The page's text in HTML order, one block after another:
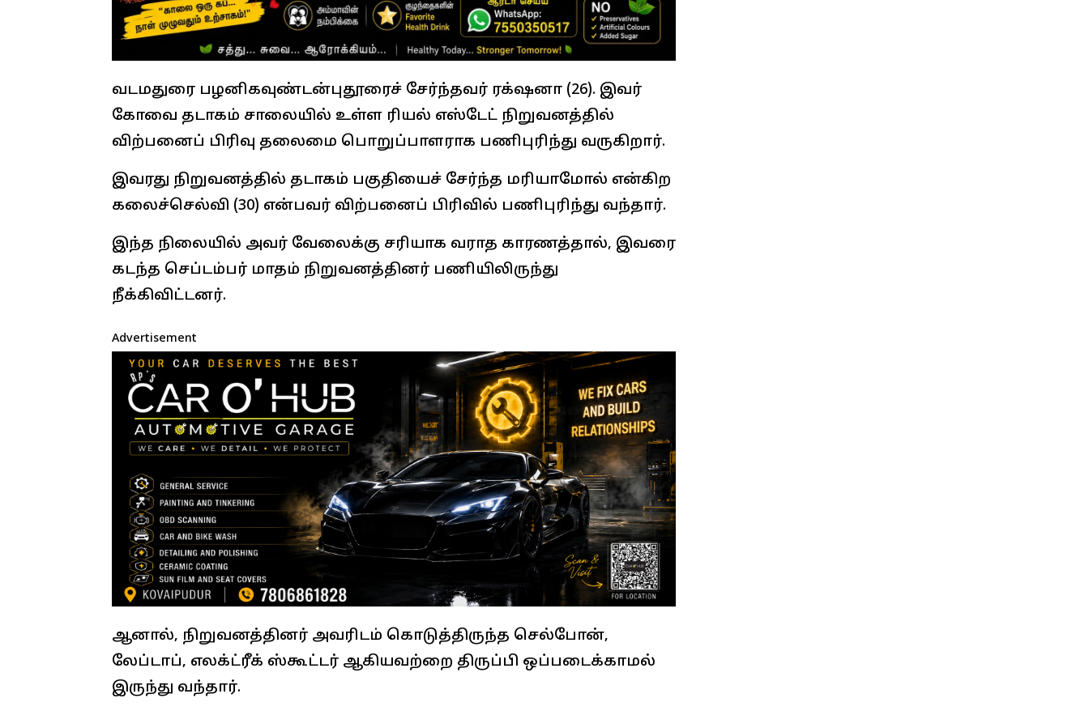
வடமதுரை பழனிகவுண்டன்புதூரைச் சேர்ந்தவர் ரக்‌ஷனா (26). இவர்
கோவை தடாகம் சாலையில் உள்ள ரியல் எஸ்டேட் நிறுவனத்தில்
விற்பனைப் பிரிவு தலைமை பொறுப்பாளராக பணிபுரிந்து வருகிறார்.
இவரது நிறுவனத்தில் தடாகம் பகுதியைச் சேர்ந்த மரியாமோல் என்கிற
கலைச்செல்வி (30) என்பவர் விற்பனைப் பிரிவில் பணிபுரிந்து வந்தார்.
இந்த நிலையில் அவர் வேலைக்கு சரியாக வராத காரணத்தால், இவரை
கடந்த செப்டம்பர் மாதம் நிறுவனத்தினர் பணியிலிருந்து
நீக்கிவிட்டனர்.
Advertisement
ஆனால், நிறுவனத்தினர் அவரிடம் கொடுத்திருந்த செல்போன்,
லேப்டாப், எலக்ட்ரீக் ஸ்கூட்டர் ஆகியவற்றை திருப்பி ஒப்படைக்காமல்
இருந்து வந்தார்.